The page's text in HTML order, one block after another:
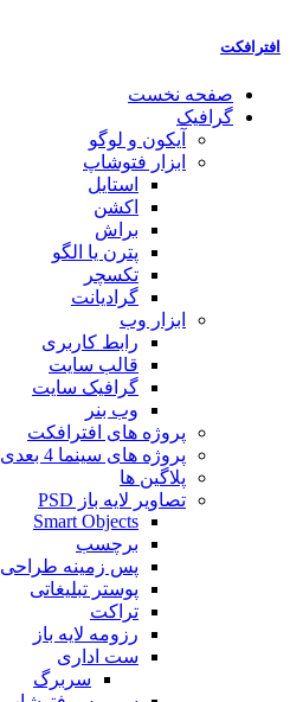
افترافکت
صفحه نخست
گرافیک
آیکون و لوگو
ابزار فتوشاپ
استایل
اکشن
براش
پترن یا الگو
تکسچر
گرادیانت
ابزار وب
رابط کاربری
قالب سایت
گرافیک سایت
وب بنر
پروژه های افترافکت
پروژه های سینما 4 بعدی
پلاگین ها
تصاویر لایه باز PSD
Smart Objects
برچسب
پس زمینه طراحی
پوستر تبلیغاتی
تراکت
رزومه لایه باز
ست اداری
سربرگ